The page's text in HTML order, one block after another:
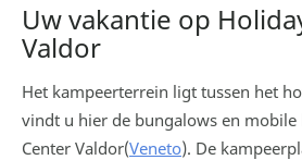
Uw vakantie op
Valdor
Het kampeerterrein ligt tussen het
vindt u hier de bungalows en mobile
Center Valdor(Veneto). De